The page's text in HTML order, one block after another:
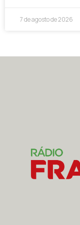
7 de agosto de 2026